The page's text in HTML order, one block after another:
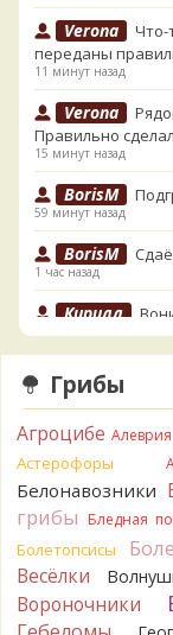
Verona
Что-
переданы
11 минут назад
Verona
Правильно
15 минут назад
BorisM
59 минут назад
BorisM
1 час назад
Кирилл
начали желтеть.
2 часа назад
Кирилл
3 часа назад
Tatiana_A
съедобны.
3 часа назад
Tatiana_A
разрежьте
Пожелтение у
ядовит. Иногда
несколько
Грибы
Агроцибе Алеврия
Астерофоры
Белонавозники
грибы Бледная
Болетопсисы
Весёлки
Вороночники